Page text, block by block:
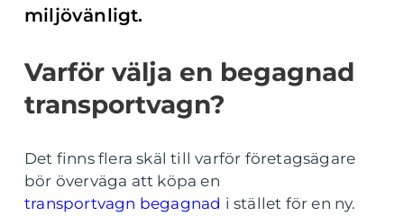
miljövänligt.
Varför välja en begagnad
transportvagn?
Det finns flera skäl till varför företagsägare
bör överväga att köpa en
transportvagn begagnad i stället för en ny.